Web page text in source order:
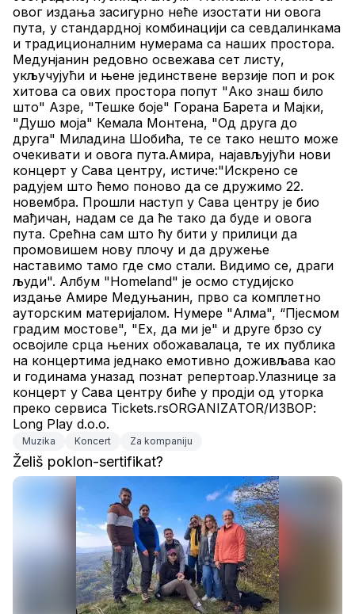
овог издања засигурно неће изостати ни овога
пута, у стандардној комбинацији са севдалинкама
и традиционалним нумерама са наших простора.
Медунјанин редовно освежава сет листу,
укључујући и њене јединствене верзије поп и рок
хитова са ових простора попут "Ако знаш било
што" Азре, "Тешке боје" Горана Барета и Мајки,
"Душо моја" Кемала Монтена, "Од друга до
друга" Миладина Шобића, те се тако нешто може
очекивати и овога пута.Амира, најављујући нови
концерт у Сава центру, истиче:"Искрено се
радујем што ћемо поново да се дружимо 22.
новембра. Прошли наступ у Сава центру је био
мађичан, надам се да ће тако да буде и овога
пута. Срећна сам што ћу бити у прилици да
промовишем нову плочу и да дружење
наставимо тамо где смо стали. Видимо се, драги
људи". Албум "Homeland" је осмо студијско
издање Амире Медуњанин, прво са комплетно
ауторским материјалом. Нумере "Алма", “Пјесмом
градим мостове", "Ех, да ми је" и друге брзо су
освојиле срца њених обожавалаца, те их публика
на концертима једнако емотивно доживљава као
и годинама уназад познат репертоар.Улазнице за
концерт у Сава центру биће у продји од уторка
преко сервиса Tickets.rsORGANIZATOR/ИЗВОР:
Long Play d.o.o.
Muzika Koncert Za kompaniju
Želiš poklon-sertifikat?